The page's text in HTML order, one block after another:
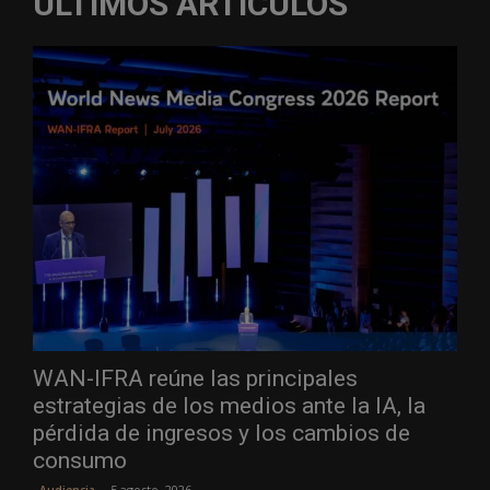
WAN-IFRA reúne las principales
estrategias de los medios ante la IA, la
pérdida de ingresos y los cambios de
consumo